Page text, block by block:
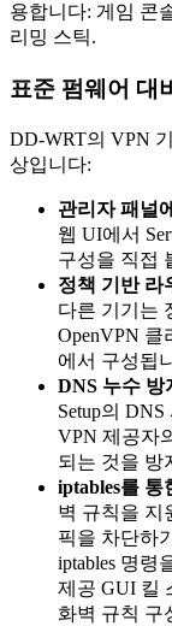
용합니다: 게임 콘
리밍 스틱.
표준 펌웨어 대
DD-WRT의 VPN
상입니다:
관리자 패널
웹 UI에서
구성을 직접
정책 기반 라
다른 기기는
OpenVPN 클
에서 구성됩
DNS 누수 방
Setup의
VPN 제공자
되는 것을 방
iptables를 통
벽 규칙을 지
픽을 차단하
iptables 명령
제공 GUI 킬
화벽 규칙 구